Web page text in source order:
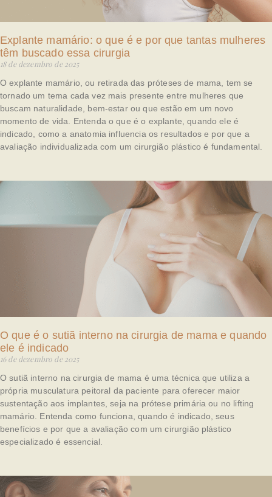
Explante mamário: o que é e por que tantas mulheres
têm buscado essa cirurgia
18 de dezembro de 2025
O explante mamário, ou retirada das próteses de mama, tem se
tornado um tema cada vez mais presente entre mulheres que
buscam naturalidade, bem-estar ou que estão em um novo
momento de vida. Entenda o que é o explante, quando ele é
indicado, como a anatomia influencia os resultados e por que a
avaliação individualizada com um cirurgião plástico é fundamental.
O que é o sutiã interno na cirurgia de mama e quando
ele é indicado
16 de dezembro de 2025
O sutiã interno na cirurgia de mama é uma técnica que utiliza a
própria musculatura peitoral da paciente para oferecer maior
sustentação aos implantes, seja na prótese primária ou no lifting
mamário. Entenda como funciona, quando é indicado, seus
benefícios e por que a avaliação com um cirurgião plástico
especializado é essencial.